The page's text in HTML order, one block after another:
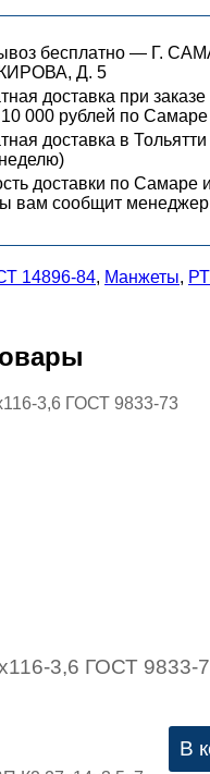
бесплатно — Г.
Д. 5
доставка при заказе
000 рублей по Самаре
доставка в Тольятти
доставки по Самаре
вам сообщит менеджер
14896-84, Манжеты,
3,6 ГОСТ 9833-
В